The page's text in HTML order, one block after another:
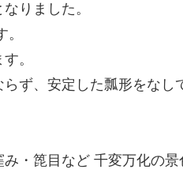
りました。
。
ず、安定した瓢形をなし
・箆目など 千変万化の景